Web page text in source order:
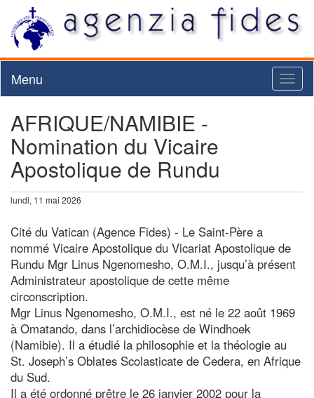
Menu
AFRIQUE/NAMIBIE -
Nomination du Vicaire
Apostolique de Rundu
lundi, 11 mai 2026
Cité du Vatican (Agence Fides) - Le Saint-Père a
nommé Vicaire Apostolique du Vicariat Apostolique de
Rundu Mgr Linus Ngenomesho, O.M.I., jusqu’à présent
Administrateur apostolique de cette même
circonscription.
Mgr Linus Ngenomesho, O.M.I., est né le 22 août 1969
à Omatando, dans l’archidiocèse de Windhoek
(Namibie). Il a étudié la philosophie et la théologie au
St. Joseph’s Oblates Scolasticate de Cedera, en Afrique
du Sud.
Il a été ordonné prêtre le 26 janvier 2002 pour la